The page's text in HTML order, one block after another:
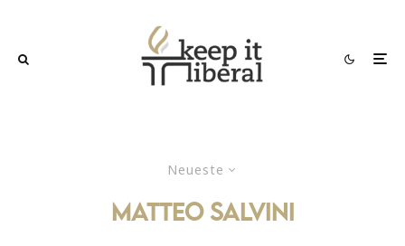
Neueste
Matteo Salvini